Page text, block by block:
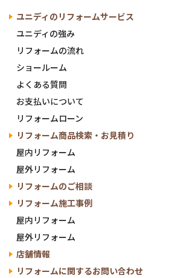
ユニディの リフォームサービス
ユニディの強み
リフォームの流れ
ショールーム
よくある質問
お支払いについて
リフォームローン
リフォーム商品検索・ お見積り
屋内リフォーム
屋外リフォーム
リフォームのご相談
リフォーム施工事例
屋内リフォーム
屋外リフォーム
店舗情報
リフォームに関するお問い合わせ